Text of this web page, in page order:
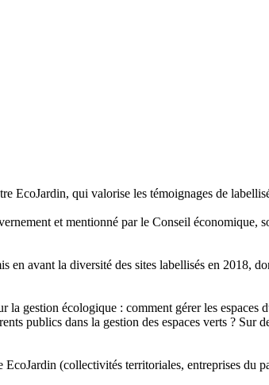
EcoJardin, qui valorise les témoignages de
et mentionné par le Conseil économique,
avant la diversité des sites labellisés en 2018,
la gestion écologique : comment gérer les espaces
publics dans la gestion des espaces verts ? Sur
(collectivités territoriales, entreprises du